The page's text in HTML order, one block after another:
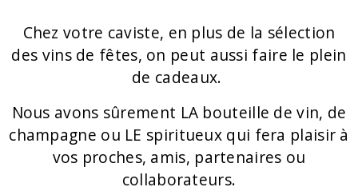
Chez votre caviste, en plus de la sélection
des vins de fêtes, on peut aussi faire le plein
de cadeaux.
Nous avons sûrement LA bouteille de vin, de
champagne ou LE spiritueux qui fera plaisir à
vos proches, amis, partenaires ou
collaborateurs.